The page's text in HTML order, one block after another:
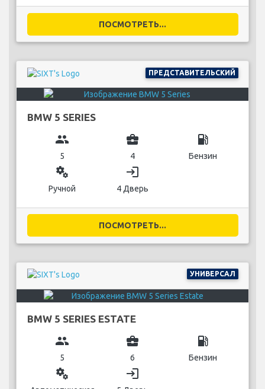
ПОСМОТРЕТЬ...
ПРЕДСТАВИТЕЛЬСКИЙ
BMW 5 SERIES
group
5
business_center
4
local_gas_station
Бензин
miscellaneous_services
Ручной
login
4 Дверь
ПОСМОТРЕТЬ...
УНИВЕРСАЛ
BMW 5 SERIES ESTATE
group
5
business_center
6
local_gas_station
Бензин
miscellaneous_services login